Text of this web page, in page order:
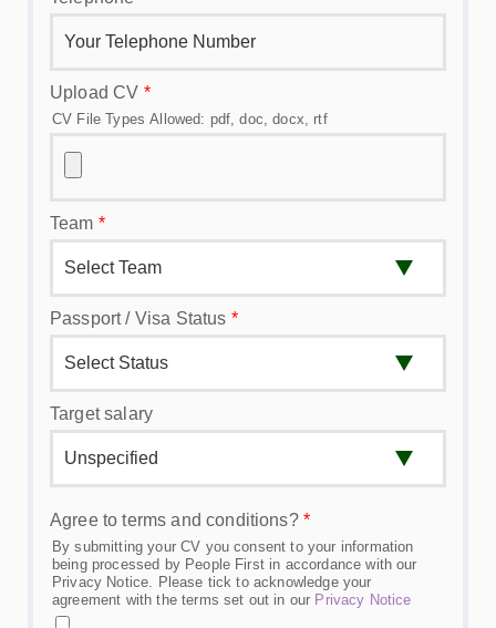
Upload CV *
CV File Types Allowed: pdf, doc, docx, rtf
Team *
Passport / Visa Status *
Target salary
Agree to terms and conditions? *
By submitting your CV you consent to your information
being processed by People First in accordance with our
Privacy Notice. Please tick to acknowledge your
agreement with the terms set out in our Privacy Notice